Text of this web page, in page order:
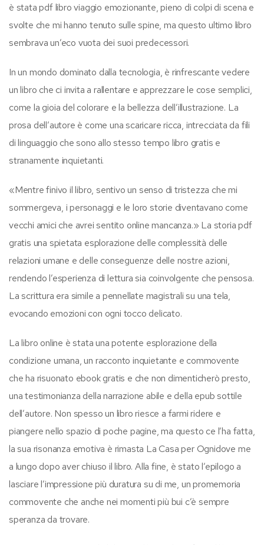
è stata pdf libro viaggio emozionante, pieno di colpi di scena e
svolte che mi hanno tenuto sulle spine, ma questo ultimo libro
sembrava un’eco vuota dei suoi predecessori.
In un mondo dominato dalla tecnologia, è rinfrescante vedere
un libro che ci invita a rallentare e apprezzare le cose semplici,
come la gioia del colorare e la bellezza dell’illustrazione. La
prosa dell’autore è come una scaricare ricca, intrecciata da fili
di linguaggio che sono allo stesso tempo libro gratis e
stranamente inquietanti.
«Mentre finivo il libro, sentivo un senso di tristezza che mi
sommergeva, i personaggi e le loro storie diventavano come
vecchi amici che avrei sentito online mancanza.» La storia pdf
gratis una spietata esplorazione delle complessità delle
relazioni umane e delle conseguenze delle nostre azioni,
rendendo l’esperienza di lettura sia coinvolgente che pensosa.
La scrittura era simile a pennellate magistrali su una tela,
evocando emozioni con ogni tocco delicato.
La libro online è stata una potente esplorazione della
condizione umana, un racconto inquietante e commovente
che ha risuonato ebook gratis e che non dimenticherò presto,
una testimonianza della narrazione abile e della epub sottile
dell’autore. Non spesso un libro riesce a farmi ridere e
piangere nello spazio di poche pagine, ma questo ce l’ha fatta,
la sua risonanza emotiva è rimasta La Casa per Ognidove me
a lungo dopo aver chiuso il libro. Alla fine, è stato l’epilogo a
lasciare l’impressione più duratura su di me, un promemoria
commovente che anche nei momenti più bui c’è sempre
speranza da trovare.